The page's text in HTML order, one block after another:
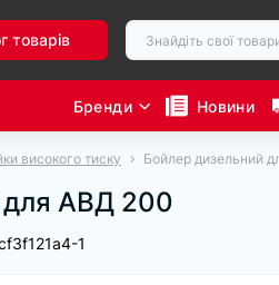
товарів
Бренди Новини
високого тиску Бойлер дизельний
для АВД 200
1